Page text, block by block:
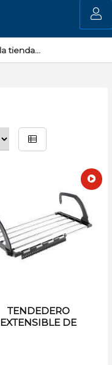
TENDEDERO
EXTENSIBLE DE